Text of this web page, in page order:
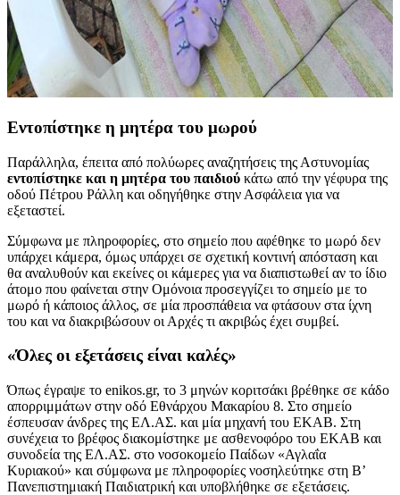
Εντοπίστηκε η μητέρα του μωρού
Παράλληλα, έπειτα από πολύωρες αναζητήσεις της Αστυνομίας
εντοπίστηκε και η μητέρα του παιδιού κάτω από την γέφυρα της
οδού Πέτρου Ράλλη και οδηγήθηκε στην Ασφάλεια για να
εξεταστεί.
Σύμφωνα με πληροφορίες, στο σημείο που αφέθηκε το μωρό δεν
υπάρχει κάμερα, όμως υπάρχει σε σχετική κοντινή απόσταση και
θα αναλυθούν και εκείνες οι κάμερες για να διαπιστωθεί αν το ίδιο
άτομο που φαίνεται στην Ομόνοια προσεγγίζει το σημείο με το
μωρό ή κάποιος άλλος, σε μία προσπάθεια να φτάσουν στα ίχνη
του και να διακριβώσουν οι Αρχές τι ακριβώς έχει συμβεί.
«Όλες οι εξετάσεις είναι καλές»
Όπως έγραψε το enikos.gr, το 3 μηνών κοριτσάκι βρέθηκε σε κάδο
απορριμμάτων στην οδό Εθνάρχου Μακαρίου 8. Στο σημείο
έσπευσαν άνδρες της ΕΛ.ΑΣ. και μία μηχανή του ΕΚΑΒ. Στη
συνέχεια το βρέφος διακομίστηκε με ασθενοφόρο του ΕΚΑΒ και
συνοδεία της ΕΛ.ΑΣ. στο νοσοκομείο Παίδων «Αγλαΐα
Κυριακού» και σύμφωνα με πληροφορίες νοσηλεύτηκε στη Β’
Πανεπιστημιακή Παιδιατρική και υποβλήθηκε σε εξετάσεις.